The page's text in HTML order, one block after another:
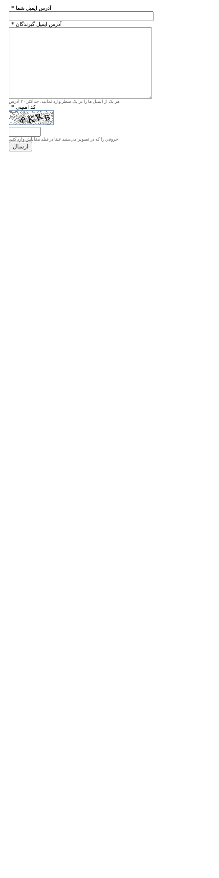
* آدرس ايميل شما
* آدرس ايميل گيرندگان
هر یک از ایمیل ها را در یک سطر وارد نمایید، حداکثر ۲۰ آدرس
* کد امنیتی
حروفي را كه در تصوير مي‌بينيد عينا در فيلد مقابلش وارد كنيد